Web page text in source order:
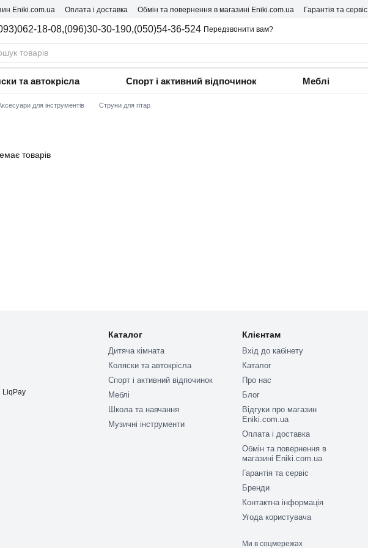
Eniki.com.ua Оплата і доставка Обмін та повернення в магазині Eniki.com.ua Гарантія та сервіс
18-08,(096)30-30-190,(050)54-36-524 Передзвонити вам?
та автокрісла Спорт і активний відпочинок Меблі
для інструментів Струни для гітар
товарів
Каталог
Дитяча кімната
Коляски та автокрісла
Спорт і активний відпочинок
Меблі
Школа та навчання
Музичні інструменти
Клієнтам
Вхід до кабінету
Каталог
Про нас
Блог
Відгуки про магазин
Eniki.com.ua
Оплата і доставка
Обмін та повернення в
магазині Eniki.com.ua
Гарантія та сервіс
Бренди
Контактна інформація
Угода користувача
Ми в соцмережах